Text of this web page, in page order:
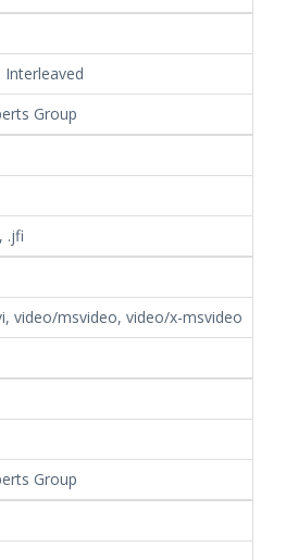
Group
.jfi
video/msvideo, video/x-msvideo
Group